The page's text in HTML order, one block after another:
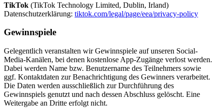
TikTok (TikTok Technology Limited, Dublin, Irland)
Datenschutzerklärung: tiktok.com/legal/page/eea/privacy-policy
Gewinnspiele
Gelegentlich veranstalten wir Gewinnspiele auf unseren Social-
Media-Kanälen, bei denen kostenlose App-Zugänge verlost werden.
Dabei werden Name bzw. Benutzername des Teilnehmers sowie
ggf. Kontaktdaten zur Benachrichtigung des Gewinners verarbeitet.
Die Daten werden ausschließlich zur Durchführung des
Gewinnspiels genutzt und nach dessen Abschluss gelöscht. Eine
Weitergabe an Dritte erfolgt nicht.